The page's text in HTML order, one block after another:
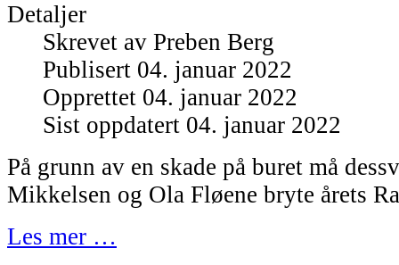
Detaljer
Skrevet av Preben Berg
Publisert 04. januar 2022
Opprettet 04. januar 2022
Sist oppdatert 04. januar 2022
På grunn av en skade på buret må
Mikkelsen og Ola Fløene bryte årets
Les mer …